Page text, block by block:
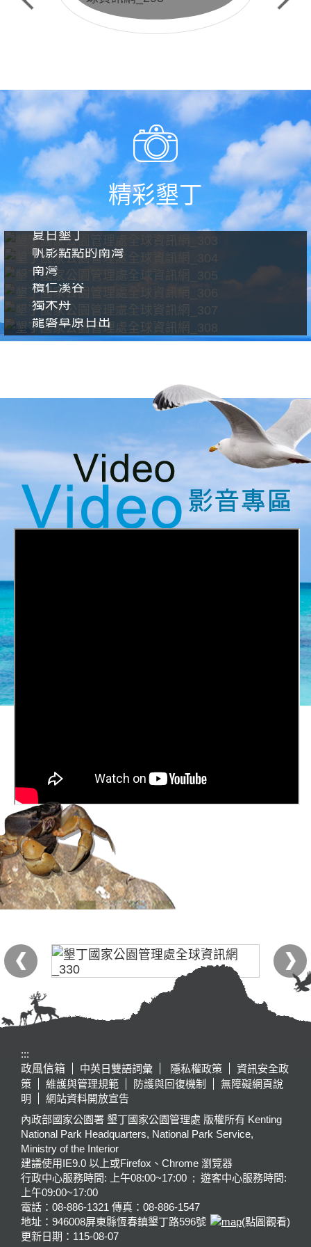
精彩墾丁
夏日墾丁
帆影點點的南灣
南灣
欖仁溪谷
獨木舟
龍磐草原日出
:::
政風信箱
中英日雙語詞彙 隱私權政策
資訊安全政
策
維護與管理規範 防護與回復機制
無障礙網頁說
明
網站資料開放宣告
內政部國家公園署 墾丁國家公園管理處 版權所有 Kenting
National Park Headquarters, National Park Service,
Ministry of the Interior
建議使用IE9.0 以上或Firefox、Chrome 瀏覽器
行政中心服務時間: 上午08:00~17:00 ; 遊客中心服務時間:
上午09:00~17:00
電話：08-886-1321 傳真：08-886-1547
地址：946008屏東縣恆春鎮墾丁路596號
(點圖觀看)
更新日期： 115-08-07